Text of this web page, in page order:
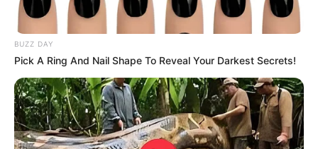
BUZZ DAY
Pick A Ring And Nail Shape To Reveal Your Darkest Secrets!